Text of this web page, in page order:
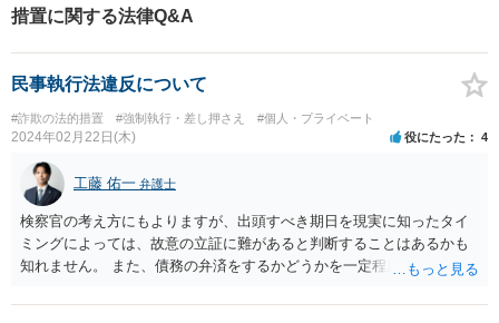
措置に関する法律Q&A
民事執行法違反について
#詐欺の法的措置 #強制執行・差し押さえ #個人・プライベート
2024年02月22日(木) 役にたった 4
工藤 佑一 弁護士
検察官の考え方にもよりますが、出頭すべき期日を現実に知ったタイ
ミングによっては、故意の立証に難があると判断することはあるかも
知れません。 また、債務の弁済をするかどうかを一定程度待った上で
法律事務所で相談することをお勧めします。